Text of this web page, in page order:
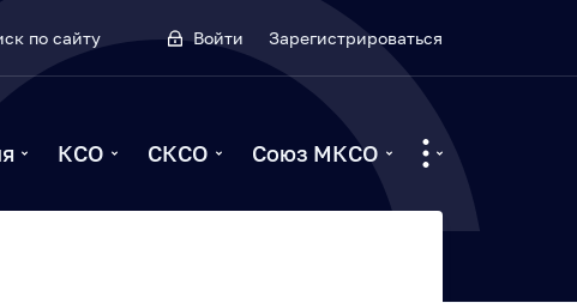
по сайту Войти Зарегистрироваться
КСО СКСО Союз МКСО